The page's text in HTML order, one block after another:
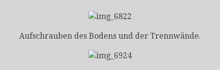
Aufschrauben des Bodens und der Trennwände.